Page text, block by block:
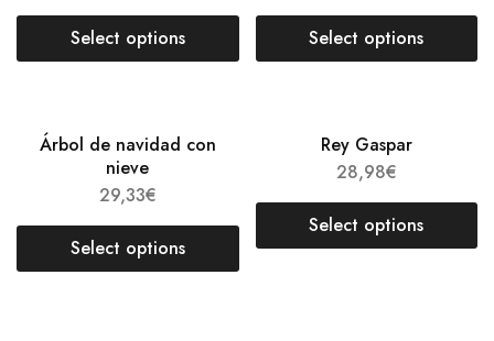
Select options Select options
Árbol de navidad con
nieve
29,33€
Select options
Rey Gaspar
28,98€
Select options